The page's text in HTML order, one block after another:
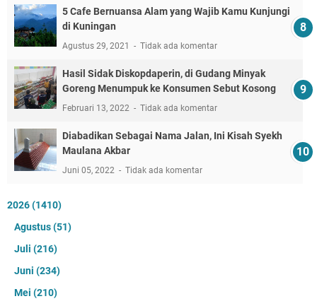
5 Cafe Bernuansa Alam yang Wajib Kamu Kunjungi
di Kuningan
Agustus 29, 2021 Tidak ada komentar
Hasil Sidak Diskopdaperin, di Gudang Minyak
Goreng Menumpuk ke Konsumen Sebut Kosong
Februari 13, 2022 Tidak ada komentar
Diabadikan Sebagai Nama Jalan, Ini Kisah Syekh
Maulana Akbar
Juni 05, 2022 Tidak ada komentar
2026(1410)
Agustus(51)
Juli (216)
Juni (234)
Mei (210)